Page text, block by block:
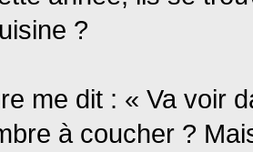
?
me dit : « Va voir
à coucher ?